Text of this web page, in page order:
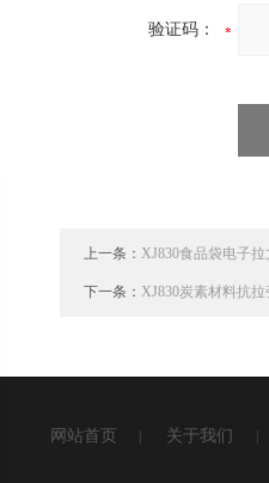
验证码：
上一条：XJ830食品袋电子拉
下一条：XJ830炭素材料抗拉
网站首页 关于我们